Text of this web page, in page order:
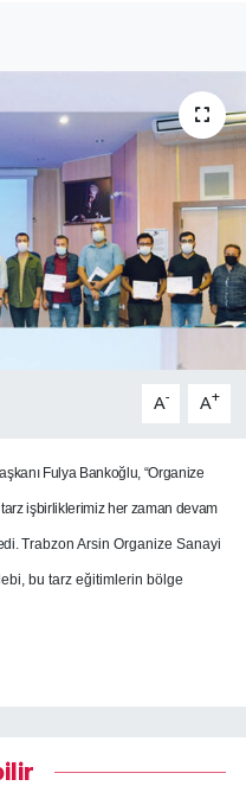
A- A+
Fulya Bankoğlu, “Organize
işbirliklerimiz her zaman devam
Trabzon Arsin Organize Sanayi
bu tarz eğitimlerin bölge